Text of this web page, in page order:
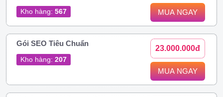
Kho hàng: 567 MUA NGAY
Gói SEO Tiêu Chuẩn
Kho hàng: 207
23.000.000đ
MUA NGAY